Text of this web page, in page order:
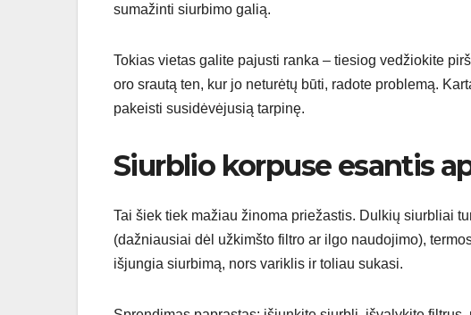
sumažinti siurbimo galią.
Tokias vietas galite pajusti ranka – tiesiog vedžiokite
oro srautą ten, kur jo neturėtų būti, radote problemą.
pakeisti susidėvėjusią tarpinę.
Siurblio korpuse esantis
Tai šiek tiek mažiau žinoma priežastis. Dulkių siurbliai
(dažniausiai dėl užkimšto filtro ar ilgo naudojimo),
išjungia siurbimą, nors variklis ir toliau sukasi.